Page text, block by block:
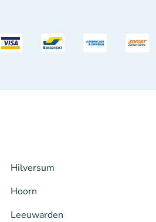
Hilversum
Hoorn
Leeuwarden